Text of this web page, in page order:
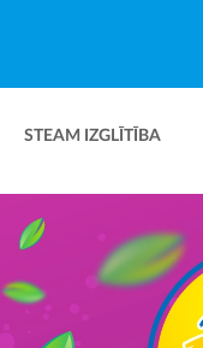
STEAM IZGLĪTĪBA